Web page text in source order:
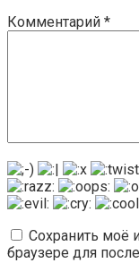
Комментарий *
Сохранить моё
браузере для